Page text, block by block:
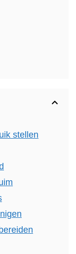
stellen